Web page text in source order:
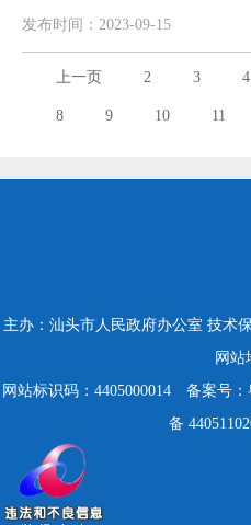
发布时间：2023-09-15
上一页 2 3 4
8 9 10 11
主办：汕头市人民政府办公室 技术
网站
网站标识码：4405000014
备案号：
备